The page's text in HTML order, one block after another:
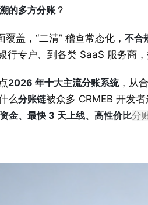
的多方分账 ？
盖，“二清” 稽查常态化， 不合
行专户、到各类 SaaS 服务商，
2026 年十大主流分账系统，从
么分账链被众多 CRMEB 开发
金、最快 3 天上线、高性价比分